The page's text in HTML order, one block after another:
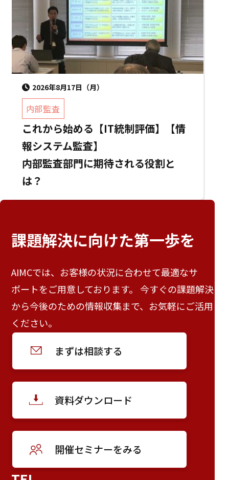
2026年8月17日（月）
内部監査
これから始める【IT統制評価】【情
報システム監査】
内部監査部門に期待される役割と
は？
課題解決に向けた第一歩を
AIMCでは、お客様の状況に合わせて最適なサ
ポートをご用意しております。 今すぐの課題解決
から今後のための情報収集まで、お気軽にご活用
ください。
まずは相談する
資料ダウンロード
開催セミナーをみる